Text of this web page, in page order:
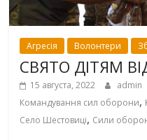
Агресія Волонтери
СВЯТО ДІТЯМ
15 августа, 2022 admin
Командування сил оборони,
Село Шестовиці, Сили